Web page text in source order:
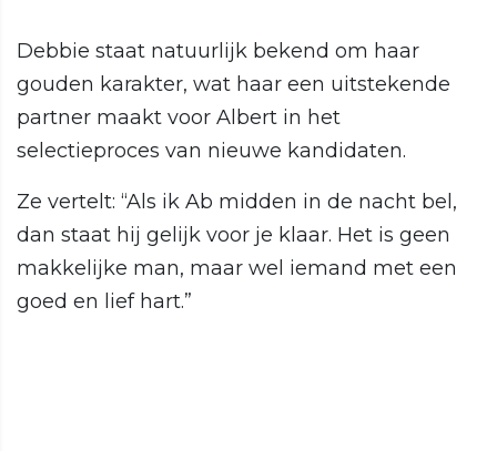
Debbie staat natuurlijk bekend om haar
gouden karakter, wat haar een uitstekende
partner maakt voor Albert in het
selectieproces van nieuwe kandidaten.
Ze vertelt: “Als ik Ab midden in de nacht bel,
dan staat hij gelijk voor je klaar. Het is geen
makkelijke man, maar wel iemand met een
goed en lief hart.”